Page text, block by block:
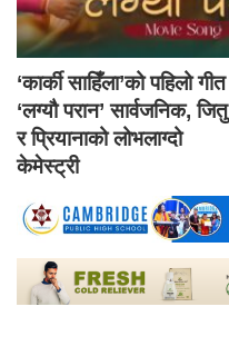
‘कार्की साहिँला’को पहिलो गीत
‘लग्यौ परान’ सार्वजनिक, जितु
र प्रियानाको लोभलाग्दो
केमेस्ट्री